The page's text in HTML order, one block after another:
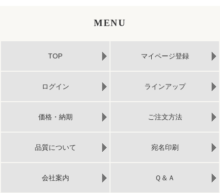
MENU
TOP マイページ登録
ログイン ラインアップ
価格・納期 ご注文方法
品質について 宛名印刷
会社案内 Ｑ＆Ａ